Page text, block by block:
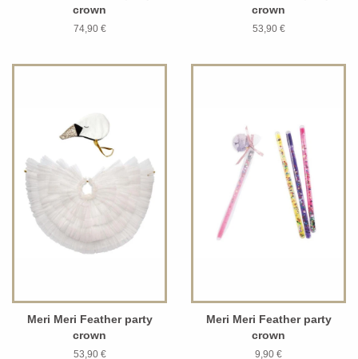
crown
74,90 €
crown
53,90 €
Meri Meri Feather party
crown
53,90 €
Meri Meri Feather party
crown
9,90 €